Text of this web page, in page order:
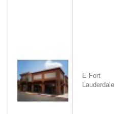
E Fort
Lauderdale